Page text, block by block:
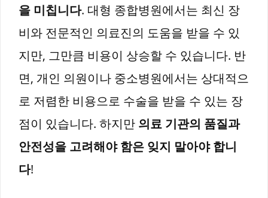
을 미칩니다. 대형 종합병원에서는 최신 장
비와 전문적인 의료진의 도움을 받을 수 있
지만, 그만큼 비용이 상승할 수 있습니다. 반
면, 개인 의원이나 중소병원에서는 상대적으
로 저렴한 비용으로 수술을 받을 수 있는 장
점이 있습니다. 하지만 의료 기관의 품질과
안전성을 고려해야 함은 잊지 말아야 합니
다!